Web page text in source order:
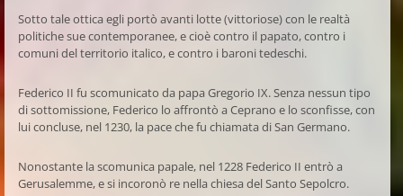
Sotto tale ottica egli portò avanti lotte (vittoriose) con le realtà
politiche sue contemporanee, e cioè contro il papato, contro i
comuni del territorio italico, e contro i baroni tedeschi.
Federico II fu scomunicato da papa Gregorio IX. Senza nessun tipo
di sottomissione, Federico lo affrontò a Ceprano e lo sconfisse, con
lui concluse, nel 1230, la pace che fu chiamata di San Germano.
Nonostante la scomunica papale, nel 1228 Federico II entrò a
Gerusalemme, e si incoronò re nella chiesa del Santo Sepolcro.